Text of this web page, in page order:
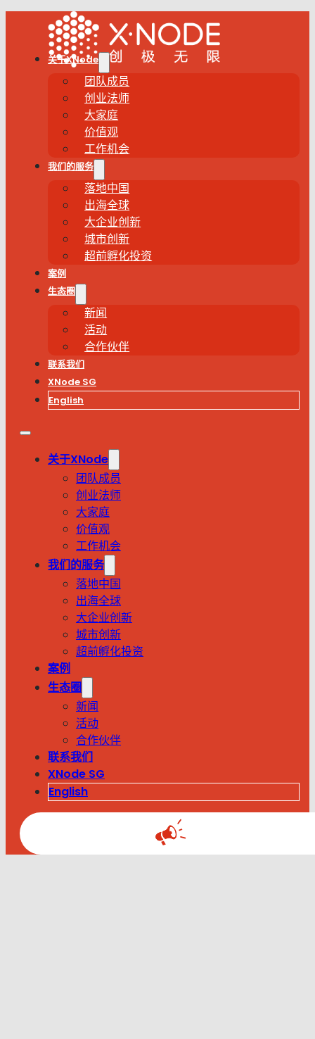
关于XNode
团队成员
创业法师
大家庭
价值观
工作机会
我们的服务
落地中国
出海全球
大企业创新
城市创新
超前孵化投资
案例
生态圈
新闻
活动
合作伙伴
联系我们
XNode SG
English
关于XNode
团队成员
创业法师
大家庭
价值观
工作机会
我们的服务
落地中国
出海全球
大企业创新
城市创新
超前孵化投资
案例
生态圈
新闻
活动
合作伙伴
联系我们
XNode SG
English